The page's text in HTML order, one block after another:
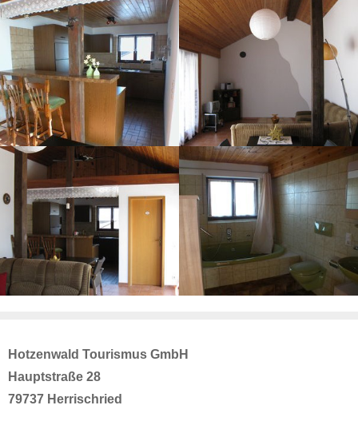
Hotzenwald Tourismus GmbH
Hauptstraße 28
79737 Herrischried